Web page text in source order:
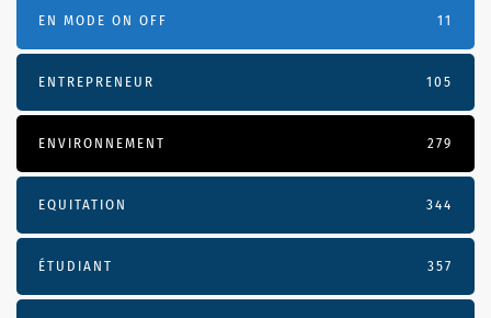
EN MODE ON OFF 11
ENTREPRENEUR 105
ENVIRONNEMENT 279
EQUITATION 344
ÉTUDIANT 357